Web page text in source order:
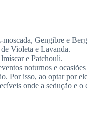
Gengibre e
Violeta e Lavanda.
e Patchouli.
noturnos e
Por isso, ao optar por
onde a sedução e o